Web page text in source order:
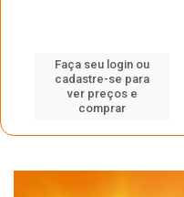
Faça seu login ou
cadastre-se para
ver preços e
comprar